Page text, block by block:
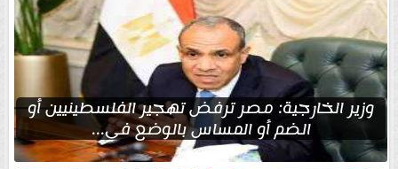
وزير الخارجية: مصر ترفض تهجير الفلسطينيين أو
الضم أو المساس بالوضع في...